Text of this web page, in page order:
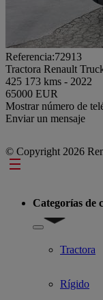
Referencia:72913
Tractora Renault
425 173 kms - 2022
65000 EUR
Mostrar número de
Enviar un mensaje
© Copyright 2026
Footer
Categorías de
Show submenu
Tractora
Rígido